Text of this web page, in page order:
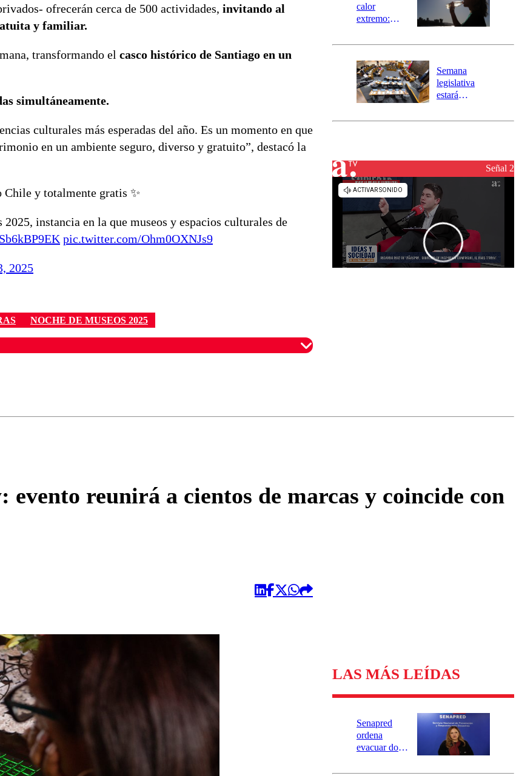
ofrecerán cerca de 500 actividades, invitando al
y familiar.
transformando el casco histórico de Santiago en un
simultáneamente.
culturales más esperadas del año. Es un momento en que
en un ambiente seguro, diverso y gratuito”, destacó la
Chile y totalmente gratis ✨
instancia en la que museos y espacios culturales de
pic.twitter.com/Ohm0OXNJs9
2025
NOCHE DE MUSEOS 2025
calor
extremo:
activa Alerta
Preventiva en
tres comunas
Semana
legislativa
estará
el fin de la
reconstrucciónSeñal 2
reunirá a cientos de marcas y coincide con
LAS MÁS LEÍDAS
Senapred
ordena
evacuar dos
Carahue por